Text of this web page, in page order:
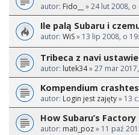
autor: Fido__ » 24 lut 2008, o
Ile palą Subaru i
autor: WiS» 13 lip 2008, o
Tribeca z navi
autor: lutek34» 27 mar
Kompendium
autor: Login jest zajęty» 13
How Subaru’s
autor: mati_poz» 11 paź